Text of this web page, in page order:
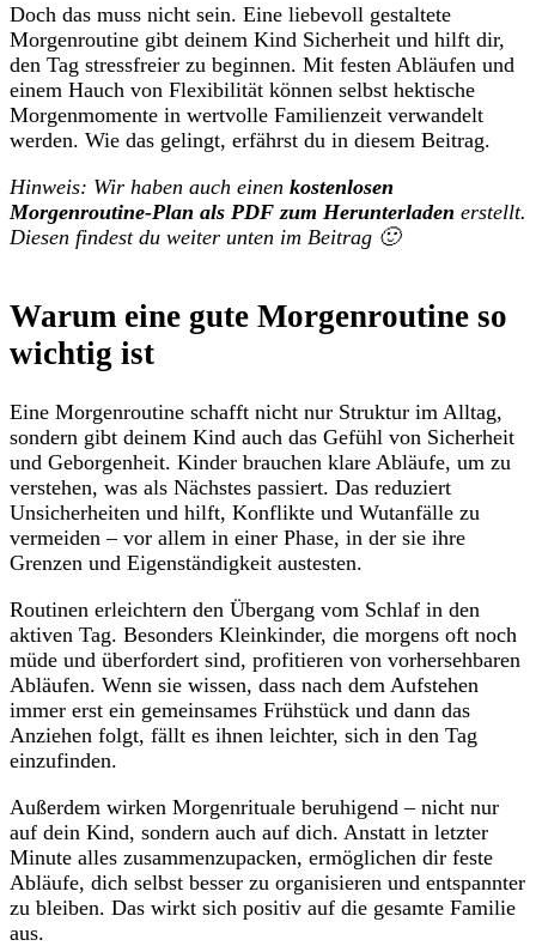
Doch das muss nicht sein. Eine liebevoll gestaltete
Morgenroutine gibt deinem Kind Sicherheit und hilft dir,
den Tag stressfreier zu beginnen. Mit festen Abläufen und
einem Hauch von Flexibilität können selbst hektische
Morgenmomente in wertvolle Familienzeit verwandelt
werden. Wie das gelingt, erfährst du in diesem Beitrag.
Hinweis: Wir haben auch einen kostenlosen
Morgenroutine-Plan als PDF zum Herunterladen erstellt.
Diesen findest du weiter unten im Beitrag 🙂
Warum eine gute Morgenroutine so
wichtig ist
Eine Morgenroutine schafft nicht nur Struktur im Alltag,
sondern gibt deinem Kind auch das Gefühl von Sicherheit
und Geborgenheit. Kinder brauchen klare Abläufe, um zu
verstehen, was als Nächstes passiert. Das reduziert
Unsicherheiten und hilft, Konflikte und Wutanfälle zu
vermeiden – vor allem in einer Phase, in der sie ihre
Grenzen und Eigenständigkeit austesten.
Routinen erleichtern den Übergang vom Schlaf in den
aktiven Tag. Besonders Kleinkinder, die morgens oft noch
müde und überfordert sind, profitieren von vorhersehbaren
Abläufen. Wenn sie wissen, dass nach dem Aufstehen
immer erst ein gemeinsames Frühstück und dann das
Anziehen folgt, fällt es ihnen leichter, sich in den Tag
einzufinden.
Außerdem wirken Morgenrituale beruhigend – nicht nur
auf dein Kind, sondern auch auf dich. Anstatt in letzter
Minute alles zusammenzupacken, ermöglichen dir feste
Abläufe, dich selbst besser zu organisieren und entspannter
zu bleiben. Das wirkt sich positiv auf die gesamte Familie
aus.